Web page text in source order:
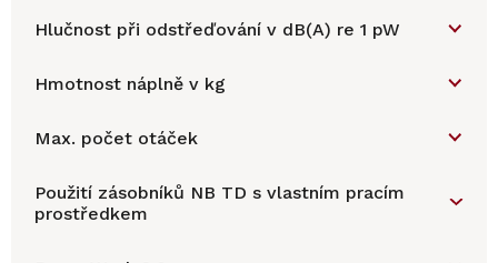
Hlučnost při odstřeďování v dB(A) re 1 pW
Hmotnost náplně v kg
Max. počet otáček
Použití zásobníků NB TD s vlastním pracím
prostředkem